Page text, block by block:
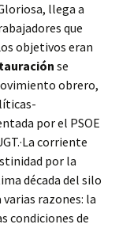
llega a
que
objetivos eran
se
obrero,
por el PSOE
corriente
por la
década del silo
razones: la
condiciones de